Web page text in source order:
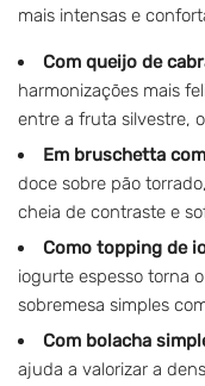
mais intensas e
Com queijo de
harmonizações mais
entre a fruta silvestre,
Em bruschetta
doce sobre pão
cheia de contraste e
Como topping de
iogurte espesso torna
sobremesa simples
Com bolacha
ajuda a valorizar a